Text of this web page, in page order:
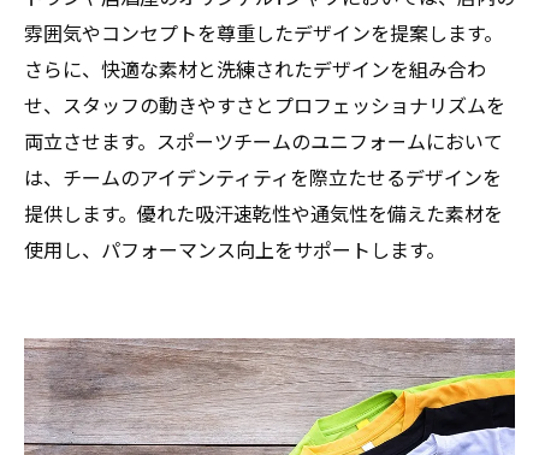
雰囲気やコンセプトを尊重したデザインを提案します。
さらに、快適な素材と洗練されたデザインを組み合わ
せ、スタッフの動きやすさとプロフェッショナリズムを
両立させます。スポーツチームのユニフォームにおいて
は、チームのアイデンティティを際立たせるデザインを
提供します。優れた吸汗速乾性や通気性を備えた素材を
使用し、パフォーマンス向上をサポートします。